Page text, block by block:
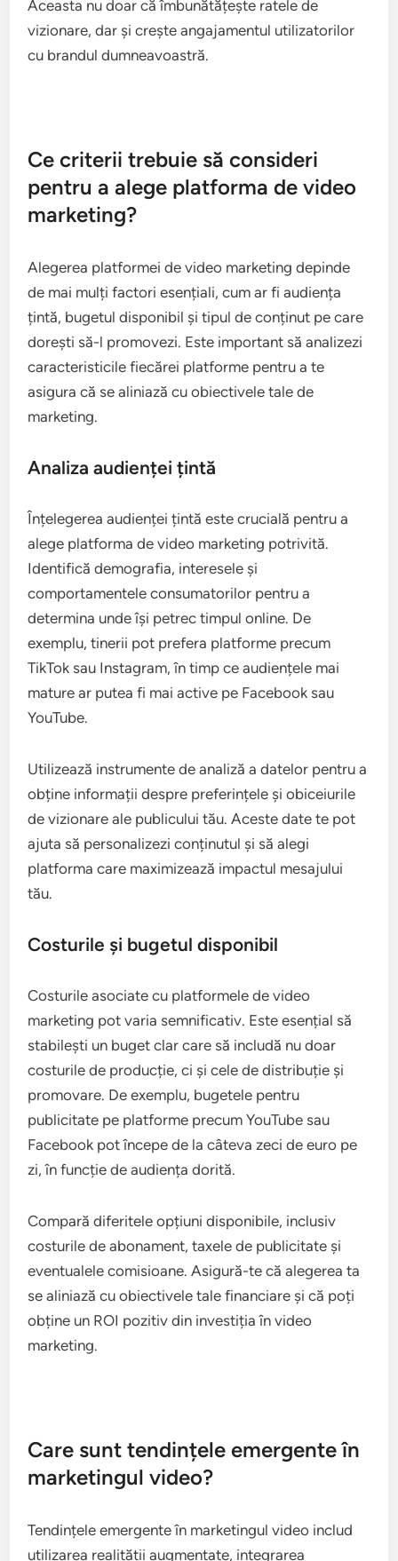
integrate în mod natural în experiența utilizatorului,
asigurându-se că nu sunt intruzive.
Aceasta nu doar că îmbunătățește ratele de
vizionare, dar și crește angajamentul utilizatorilor
cu brandul dumneavoastră.
Ce criterii trebuie să consideri
pentru a alege platforma de video
marketing?
Alegerea platformei de video marketing depinde
țintă, bugetul disponibil și tipul de conținut pe care
caracteristicile fiecărei platforme pentru a te
asigura că se aliniază cu obiectivele tale de
marketing.
Analiza audienței țintă
Înțelegerea audienței țintă este crucială pentru a
alege platforma de video marketing potrivită.
determina unde își petrec timpul online. De
exemplu, tinerii pot prefera platforme precum
TikTok sau Instagram, în timp ce audiențele mai
mature ar putea fi mai active pe Facebook sau
YouTube.
obține informații despre preferințele și obiceiurile
ajuta să personalizezi conținutul și să alegi
platforma care maximizează impactul mesajului
tău.
Costurile și bugetul disponibil
Costurile asociate cu platformele de video
marketing pot varia semnificativ. Este esențial să
costurile de producție, ci și cele de distribuție și
promovare. De exemplu, bugetele pentru
publicitate pe platforme precum YouTube sau
Facebook pot începe de la câteva zeci de euro pe
zi, în funcție de audiența dorită.
se aliniază cu obiectivele tale financiare și că poți
obține un ROI pozitiv din investiția în video